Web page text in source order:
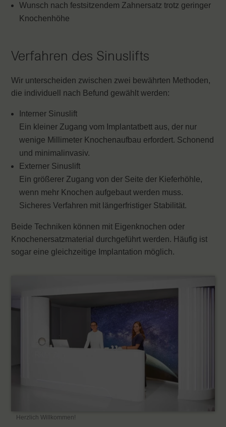
Wunsch nach festsitzendem Zahnersatz trotz geringer
Knochenhöhe
Verfahren des Sinuslifts
Wir unterscheiden zwischen zwei bewährten Methoden,
die individuell nach Befund gewählt werden:
Interner Sinuslift
Ein kleiner Zugang vom Implantatbett aus, der nur
wenige Millimeter Knochenaufbau erfordert. Schonend
und minimalinvasiv.
Externer Sinuslift
Ein größerer Zugang von der Seite der Kieferhöhle,
wenn mehr Knochen aufgebaut werden muss.
Sicheres Verfahren mit längerfristiger Stabilität.
Beide Techniken können mit Eigenknochen oder
Knochenersatzmaterial durchgeführt werden. Häufig ist
sogar eine gleichzeitige Implantation möglich.
Herzlich Willkommen!